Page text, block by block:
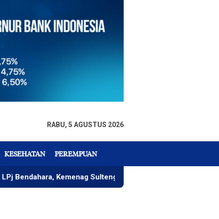
RABU, 5 AGUSTUS 2026
KESEHATAN PEREMPUAN
Kemenag Sulteng Komitmen Wujudkan Tata Keuangan